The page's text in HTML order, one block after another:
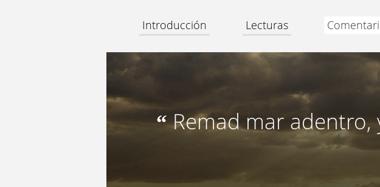
Introducción Lecturas
“Remad mar adentro,